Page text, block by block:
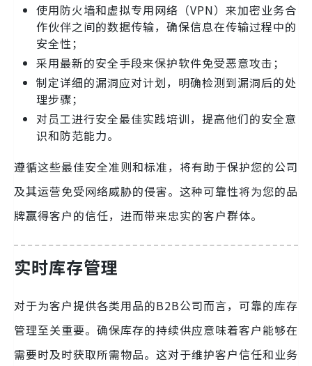
使用防火墙和虚拟专用网络（VPN）来加密业务合
作伙伴之间的数据传输，确保信息在传输过程中的
安全性；
采用最新的安全手段来保护软件免受恶意攻击；
制定详细的漏洞应对计划，明确检测到漏洞后的处
理步骤；
对员工进行安全最佳实践培训，提高他们的安全意
识和防范能力。
遵循这些最佳安全准则和标准，将有助于保护您的公司
及其运营免受网络威胁的侵害。这种可靠性将为您的品
牌赢得客户的信任，进而带来忠实的客户群体。
实时库存管理
对于为客户提供各类用品的B2B公司而言，可靠的库存
管理至关重要。确保库存的持续供应意味着客户能够在
需要时及时获取所需物品。这对于维护客户信任和业务